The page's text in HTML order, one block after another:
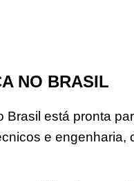
NO BRASIL
Brasil está pronta
e